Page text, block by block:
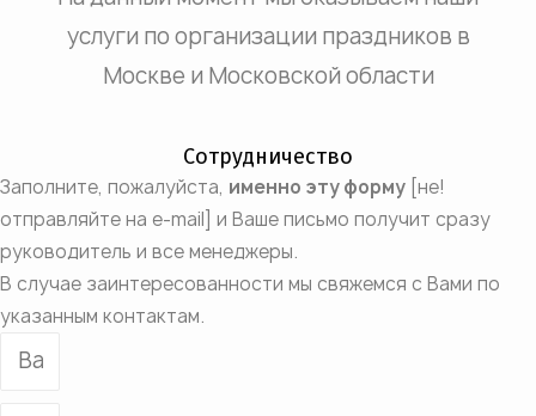
услуги по организации праздников в
Москве и Московской области
Сотрудничество
Заполните, пожалуйста, именно эту форму [не!
отправляйте на e-mail] и Ваше письмо получит сразу
руководитель и все менеджеры.
В случае заинтересованности мы свяжемся с Вами по
указанным контактам.